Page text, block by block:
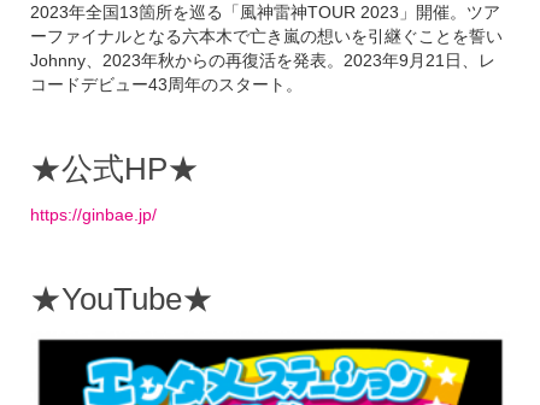
2023年全国13箇所を巡る「風神雷神TOUR 2023」開催。ツア
ーファイナルとなる六本木で亡き嵐の想いを引継ぐことを誓い
Johnny、2023年秋からの再復活を発表。2023年9月21日、レ
コードデビュー43周年のスタート。
★公式HP★
https://ginbae.jp/
★YouTube★